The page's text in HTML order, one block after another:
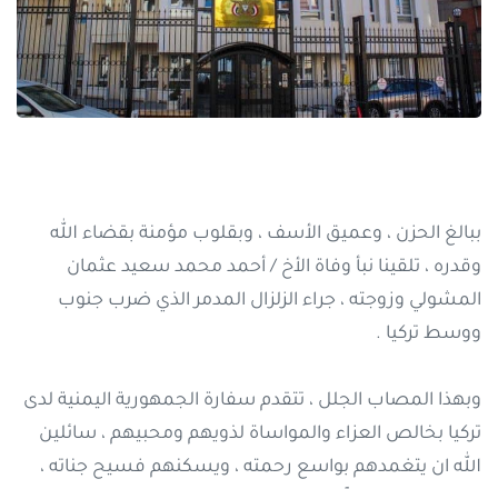
ببالغ الحزن ، وعميق الأسف ، وبقلوب مؤمنة بقضاء الله
وقدره ، تلقينا نبأ وفاة الأخ / أحمد محمد سعيد عثمان
المشولي وزوجته ، جراء الزلزال المدمر الذي ضرب جنوب
ووسط تركيا .
وبهذا المصاب الجلل ، تتقدم سفارة الجمهورية اليمنية لدى
تركيا بخالص العزاء والمواساة لذويهم ومحبيهم ، سائلين
الله ان يتغمدهم بواسع رحمته ، ويسكنهم فسيح جناته ،